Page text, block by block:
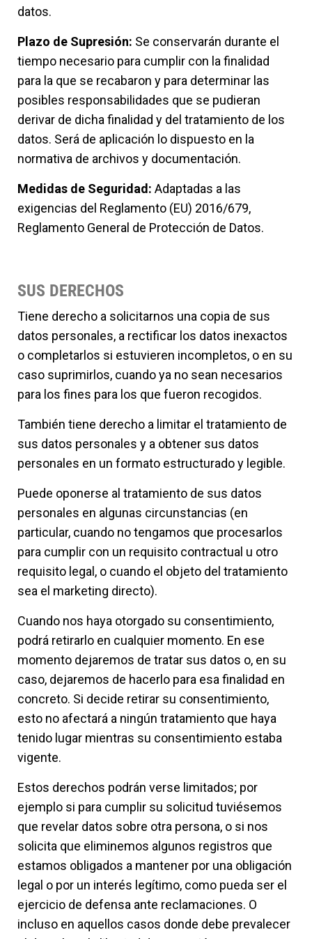
datos.
Plazo de Supresión: Se conservarán durante el
tiempo necesario para cumplir con la finalidad
para la que se recabaron y para determinar las
posibles responsabilidades que se pudieran
derivar de dicha finalidad y del tratamiento de los
datos. Será de aplicación lo dispuesto en la
normativa de archivos y documentación.
Medidas de Seguridad: Adaptadas a las
exigencias del Reglamento (EU) 2016/679,
Reglamento General de Protección de Datos.
SUS DERECHOS
Tiene derecho a solicitarnos una copia de sus
datos personales, a rectificar los datos inexactos
o completarlos si estuvieren incompletos, o en su
caso suprimirlos, cuando ya no sean necesarios
para los fines para los que fueron recogidos.
También tiene derecho a limitar el tratamiento de
sus datos personales y a obtener sus datos
personales en un formato estructurado y legible.
Puede oponerse al tratamiento de sus datos
personales en algunas circunstancias (en
particular, cuando no tengamos que procesarlos
para cumplir con un requisito contractual u otro
requisito legal, o cuando el objeto del tratamiento
sea el marketing directo).
Cuando nos haya otorgado su consentimiento,
podrá retirarlo en cualquier momento. En ese
momento dejaremos de tratar sus datos o, en su
caso, dejaremos de hacerlo para esa finalidad en
concreto. Si decide retirar su consentimiento,
esto no afectará a ningún tratamiento que haya
tenido lugar mientras su consentimiento estaba
vigente.
Estos derechos podrán verse limitados; por
ejemplo si para cumplir su solicitud tuviésemos
que revelar datos sobre otra persona, o si nos
solicita que eliminemos algunos registros que
estamos obligados a mantener por una obligación
legal o por un interés legítimo, como pueda ser el
ejercicio de defensa ante reclamaciones. O
incluso en aquellos casos donde debe prevalecer